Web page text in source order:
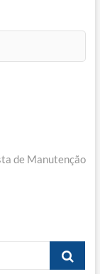
de Manutenção
Busca